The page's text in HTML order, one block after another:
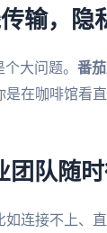
输，隐
大问题。 番
在咖啡馆看
团队随
连接不上、直